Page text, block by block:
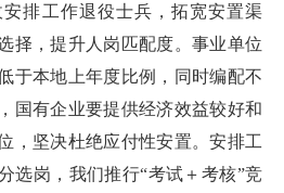
排工作退役士兵，拓宽安置渠
择，提升人岗匹配度。事业单位
于本地上年度比例，同时编配不
国有企业要提供经济效益较好和
，坚决杜绝应付性安置。安排工
选岗，我们推行“考试＋考核”竞